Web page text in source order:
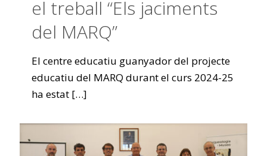
el treball “Els jaciments
del MARQ”
El centre educatiu guanyador del projecte
educatiu del MARQ durant el curs 2024-25
ha estat […]